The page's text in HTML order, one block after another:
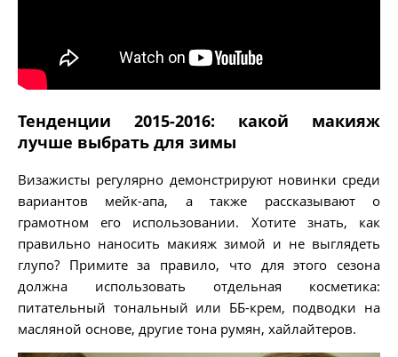
Тенденции 2015-2016: какой макияж
лучше выбрать для зимы
Визажисты регулярно демонстрируют новинки среди
вариантов мейк-апа, а также рассказывают о
грамотном его использовании. Хотите знать, как
правильно наносить макияж зимой и не выглядеть
глупо? Примите за правило, что для этого сезона
должна использовать отдельная косметика:
питательный тональный или ББ-крем, подводки на
масляной основе, другие тона румян, хайлайтеров.